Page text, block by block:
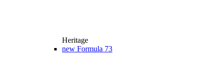
Heritage
new Formula 73